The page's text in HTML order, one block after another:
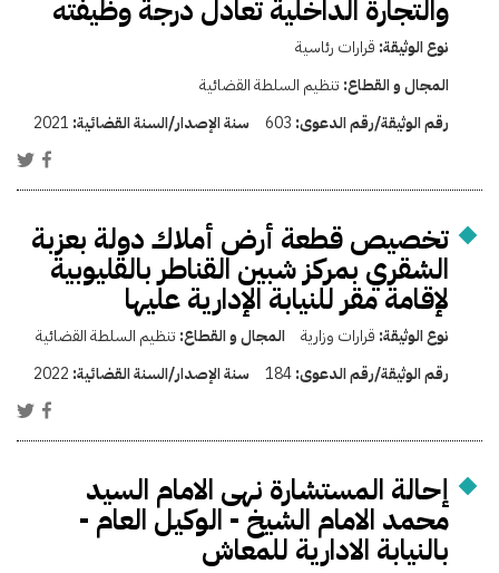
والتجارة الداخلية تعادل درجة وظيفته
نوع الوثيقة: قرارات رئاسية
المجال و القطاع: تنظيم السلطة القضائية
رقم الوثيقة/رقم الدعوى: 603 سنة الإصدار/السنة القضائية: 2021
تخصيص قطعة أرض أملاك دولة بعزبة
الشقري بمركز شبين القناطر بالقليوبية
لإقامة مقر للنيابة الإدارية عليها
نوع الوثيقة: قرارات وزارية المجال و القطاع: تنظيم السلطة القضائية
رقم الوثيقة/رقم الدعوى:184 سنة الإصدار/السنة القضائية: 2022
إحالة المستشارة نهى الامام السيد
محمد الامام الشيخ - الوكيل العام -
بالنيابة الادارية للمعاش